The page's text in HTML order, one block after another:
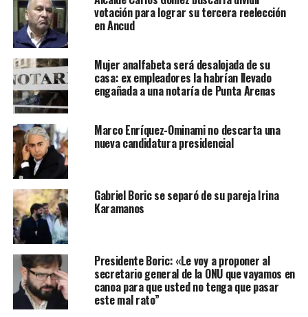
votación para lograr su tercera reelección
en Ancud
Mujer analfabeta será desalojada de su
casa: ex empleadores la habrían llevado
engañada a una notaría de Punta Arenas
Marco Enríquez-Ominami no descarta una
nueva candidatura presidencial
Gabriel Boric se separó de su pareja Irina
Karamanos
Presidente Boric: «Le voy a proponer al
secretario general de la ONU que vayamos en
canoa para que usted no tenga que pasar
este mal rato”